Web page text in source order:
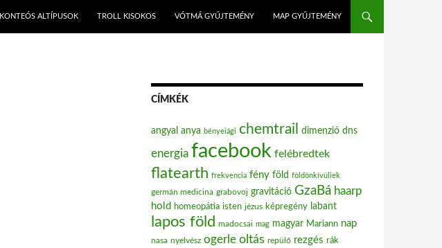
KONTEÓS ALTÍPUSOK TROLL KISOKOS VÓTMÁ GYŰJTEMÉNY MAP GYŰJTEMÉNY
CÍMKÉK
angyal anya bényeiági chemtrail dimenzió dns
energia facebook felébredtek
flatearth frekvencia fény föld földönkívüliek
germán medicina grabovoj gravitáció GzaBá haarp
hold homeopátia isten jézus képregény labant
lapos föld madocsai mag magyar Mariann nap
nasa nyelvész ogerle oltás repülő rezgés rák